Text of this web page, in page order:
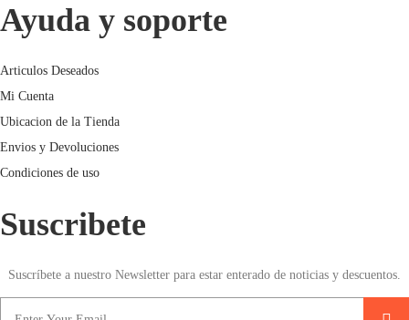
Ayuda y soporte
Articulos Deseados
Mi Cuenta
Ubicacion de la Tienda
Envios y Devoluciones
Condiciones de uso
Suscribete
Suscríbete a nuestro Newsletter para estar enterado de noticias y descuentos.